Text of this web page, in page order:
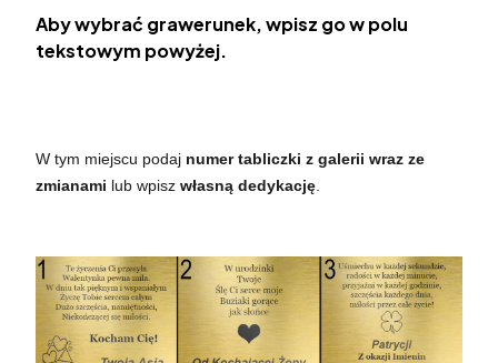
Aby wybrać grawerunek, wpisz go w polu
tekstowym powyżej.
W tym miejscu podaj numer tabliczki z galerii wraz ze
zmianami lub wpisz własną dedykację